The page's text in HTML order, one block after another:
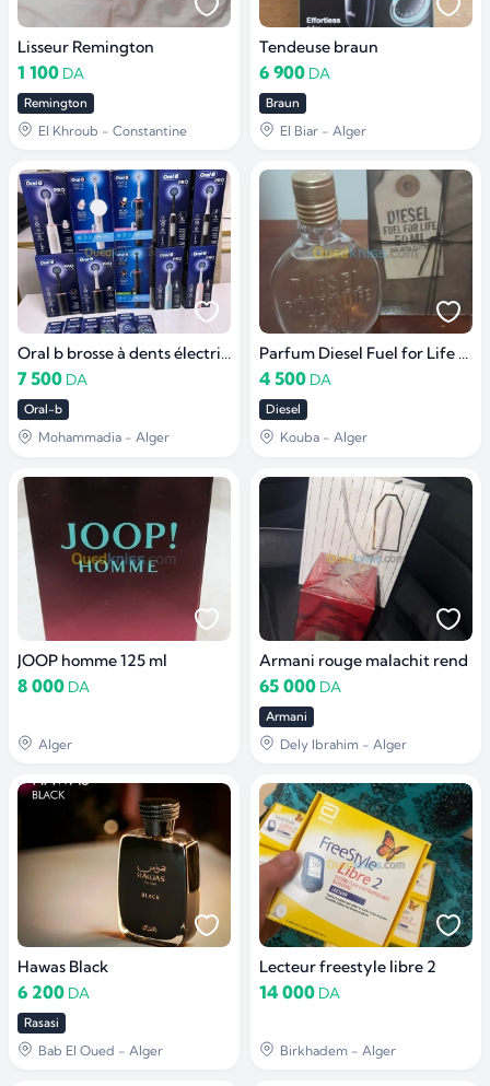
Lisseur Remington
1 100 DA
Remington
El Khroub - Constantine
Tendeuse braun
6 900 DA
Braun
El Biar - Alger
Oral b brosse à dents électrique
7 500 DA
Oral-b
Mohammadia - Alger
Parfum Diesel Fuel for Life original
4 500 DA
Diesel
Kouba - Alger
JOOP homme 125 ml
8 000 DA
Alger
Armani rouge malachit rend
65 000 DA
Armani
Dely Ibrahim - Alger
Hawas Black
6 200 DA
Rasasi
Bab El Oued - Alger
Lecteur freestyle libre 2
14 000 DA
Birkhadem - Alger